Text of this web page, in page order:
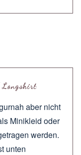
aber nicht
Minikleid oder
werden.
unten